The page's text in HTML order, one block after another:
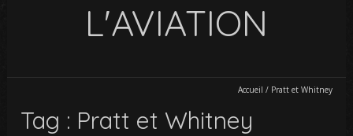
L'AVIATION
Accueil / Pratt et Whitney
Tag : Pratt et Whitney